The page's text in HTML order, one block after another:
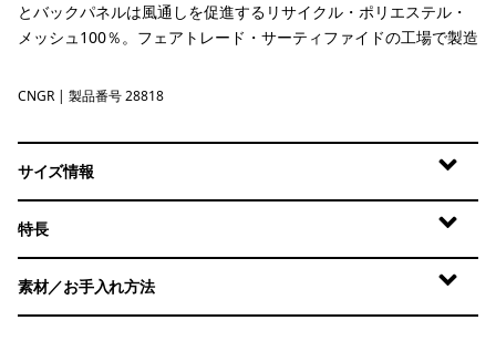
とバックパネルは風通しを促進するリサイクル・ポリエステル・
メッシュ100％。フェアトレード・サーティファイドの工場で製造
Canopy Green
CNGR | 製品番号 28818
サイズ情報
特長
素材／お手入れ方法